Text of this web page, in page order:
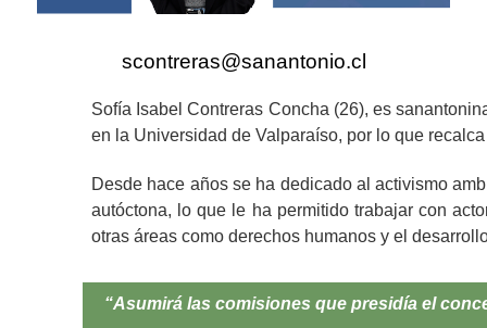
scontreras@sanantonio.cl
Sofía Isabel Contreras Concha (26), es
en la Universidad de Valparaíso, por lo que
Desde hace años se ha dedicado al activismo
autóctona, lo que le ha permitido trabajar con
otras áreas como derechos humanos y el
“Asumirá las comisiones que presidía el